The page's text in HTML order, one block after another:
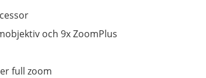
och 9x ZoomPlus
full zoom